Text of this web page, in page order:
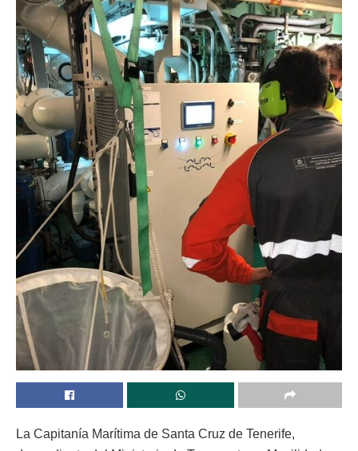
La Capitanía Marítima de Santa Cruz de Tenerife,